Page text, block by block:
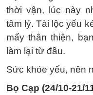
thời vận, lúc này
tâm lý. Tài lộc yếu
mấy thân thiện,
làm lại từ đầu.
Sức khỏe yếu, nên
Bọ Cạp (24/10-21/